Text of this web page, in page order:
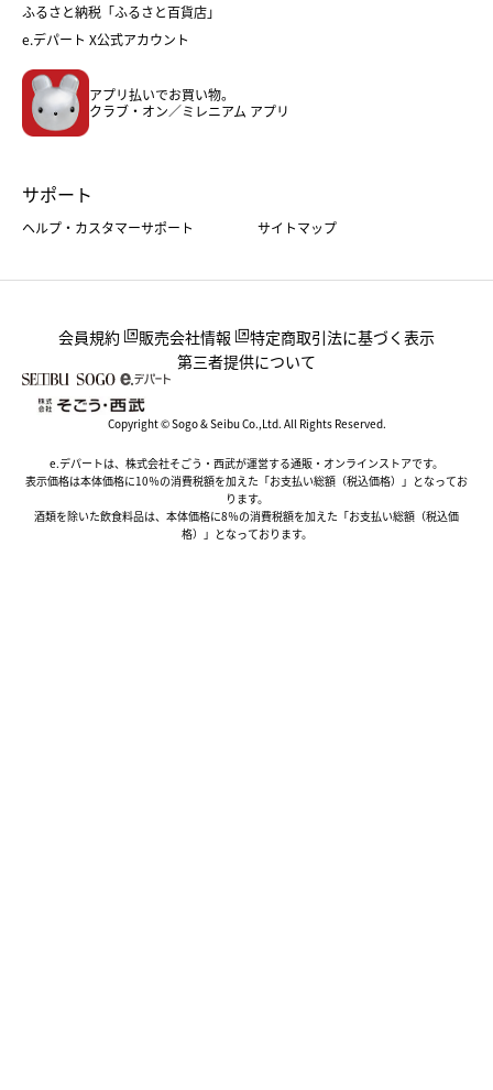
フード
ホーム・キッチン＆アート
ふるさと納税「ふるさと百貨店」
e.デパート X公式アカウント
アプリ払いでお買い物。
クラブ・オン／ミレニアム アプリ
サポート
ヘルプ・カスタマーサポート サイトマップ
会員規約 販売会社情報
特定商取引法に基づく表示
第三者提供について
Copyright © Sogo & Seibu Co.,Ltd. All Rights Reserved.
e.デパートは、株式会社そごう・西武が運営する通販・オンラインストアです。
表示価格は本体価格に10％の消費税額を加えた「お支払い総額（税込価格）」となってお
ります。
酒類を除いた飲食料品は、本体価格に8％の消費税額を加えた「お支払い総額（税込価
格）」となっております。